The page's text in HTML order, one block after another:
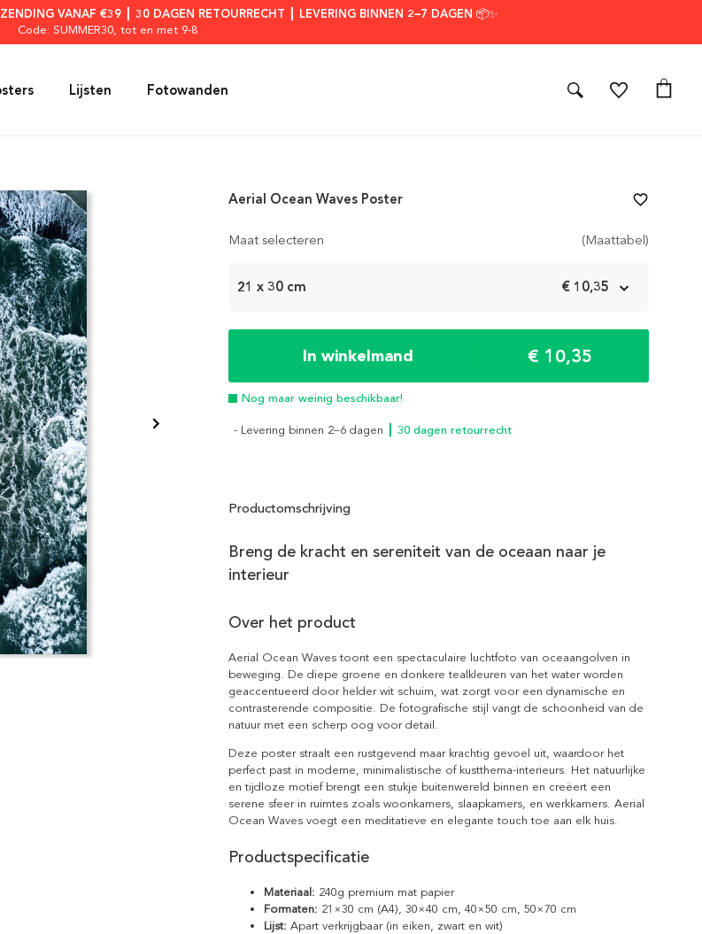
VANAF €39 ┃ 30 DAGEN RETOURRECHT ┃ LEVERING BINNEN 2–7 DAGEN 📦✨
Code: SUMMER30, tot en met 9-8
Lijsten Fotowanden
Maat selecteren (Maattabel)
21 x 30 cm € 10,35
In winkelmand € 10,35
Nog maar weinig beschikbaar!
- Levering binnen 2–6 dagen ┃ 30 dagen retourrecht
Aerial Ocean Waves Poster favorite_border
Productomschrijving
Breng de kracht en sereniteit van de oceaan naar je
interieur
Over het product
Aerial Ocean Waves toont een spectaculaire luchtfoto van oceaangolven in
beweging. De diepe groene en donkere tealkleuren van het water worden
geaccentueerd door helder wit schuim, wat zorgt voor een dynamische en
contrasterende compositie. De fotografische stijl vangt de schoonheid van de
natuur met een scherp oog voor detail.
Deze poster straalt een rustgevend maar krachtig gevoel uit, waardoor het
perfect past in moderne, minimalistische of kustthema-interieurs. Het natuurlijke
en tijdloze motief brengt een stukje buitenwereld binnen en creëert een
serene sfeer in ruimtes zoals woonkamers, slaapkamers, en werkkamers. Aerial
Ocean Waves voegt een meditatieve en elegante touch toe aan elk huis.
Productspecificatie
Materiaal: 240g premium mat papier
Formaten: 21×30 cm (A4), 30×40 cm, 40×50 cm, 50×70 cm
Lijst: Apart verkrijgbaar (in eiken, zwart en wit)